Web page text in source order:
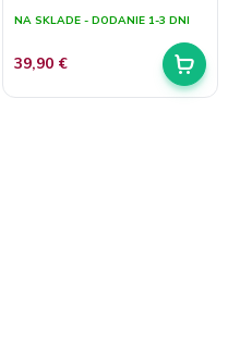
t
v
hodnotenie
5,0
5
NA SKLADE - DODANIE 1-3 DNI
39,90 €